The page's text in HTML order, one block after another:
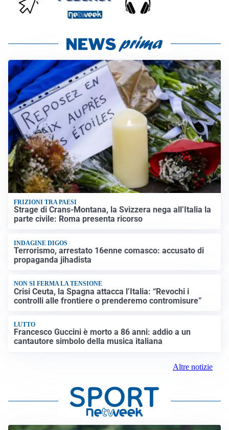
FRIZIONI TRA PAESI
Strage di Crans-Montana, la Svizzera nega all’Italia la
parte civile: Roma presenta ricorso
INDAGINE DIGOS
Terrorismo, arrestato 16enne comasco: accusato di
propaganda jihadista
NON SI FERMA LA TENSIONE
Crisi Ceuta, la Spagna attacca l’Italia: “Revochi i
controlli alle frontiere o prenderemo contromisure”
LUTTO
Francesco Guccini è morto a 86 anni: addio a un
cantautore simbolo della musica italiana
Altre notizie